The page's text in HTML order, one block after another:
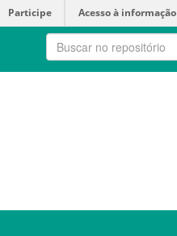
Participe Acesso à informação